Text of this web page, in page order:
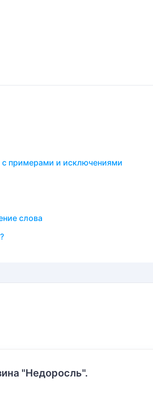
с примерами и исключениями
слова
"Недоросль".